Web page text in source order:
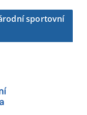
sportovní